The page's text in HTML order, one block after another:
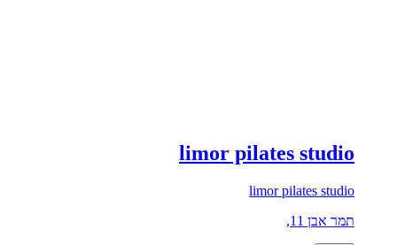
limor pilates studio
limor pilates studio
תמר אבן 11,